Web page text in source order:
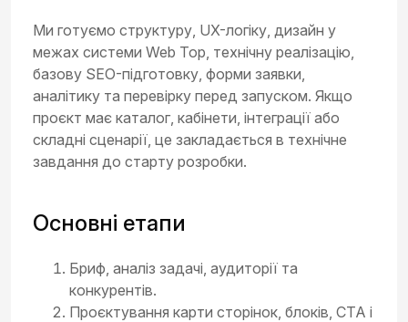
Ми готуємо структуру, UX-логіку, дизайн у
межах системи Web Top, технічну реалізацію,
базову SEO-підготовку, форми заявки,
аналітику та перевірку перед запуском. Якщо
проєкт має каталог, кабінети, інтеграції або
складні сценарії, це закладається в технічне
завдання до старту розробки.
Основні етапи
Бриф, аналіз задачі, аудиторії та
конкурентів.
Проєктування карти сторінок, блоків, CTA і